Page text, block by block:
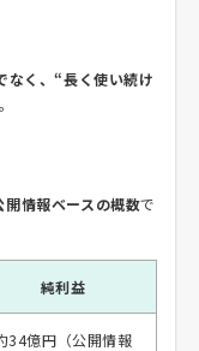
なく、“長く使い続け
情報ベースの概数で
純利益
34億円（公開情報